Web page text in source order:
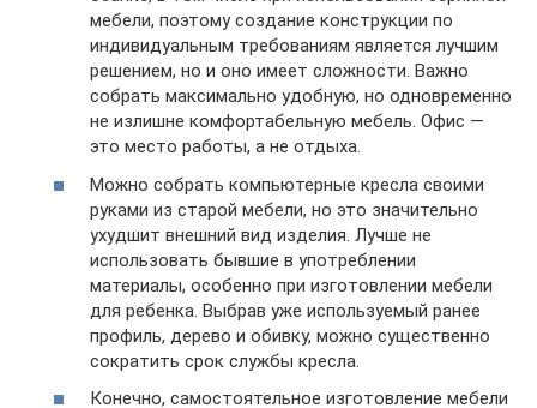
мебели, поэтому создание конструкции по
индивидуальным требованиям является лучшим
решением, но и оно имеет сложности. Важно
собрать максимально удобную, но одновременно
не излишне комфортабельную мебель. Офис —
это место работы, а не отдыха.
Можно собрать компьютерные кресла своими
руками из старой мебели, но это значительно
ухудшит внешний вид изделия. Лучше не
использовать бывшие в употреблении
материалы, особенно при изготовлении мебели
для ребенка. Выбрав уже используемый ранее
профиль, дерево и обивку, можно существенно
сократить срок службы кресла.
Конечно, самостоятельное изготовление мебели